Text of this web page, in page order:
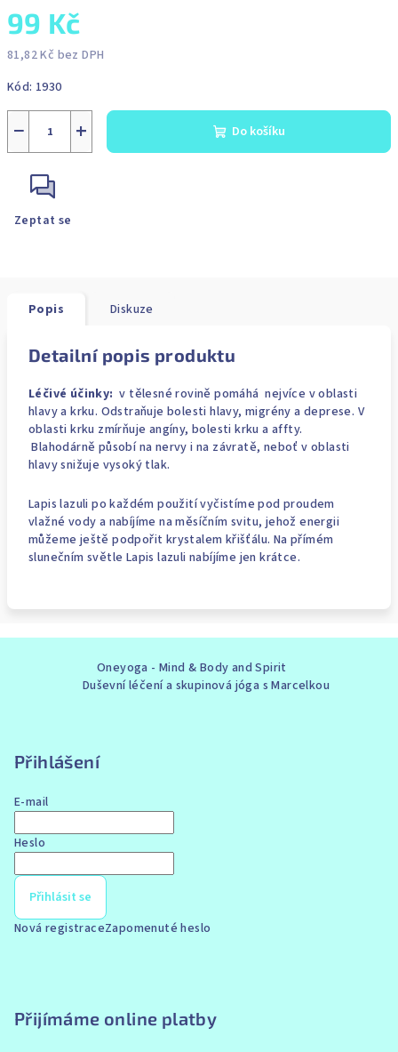
99 Kč
81,82 Kč bez DPH
cena:
Kód: 1930
+
− Do košíku
Zeptat se
Popis Diskuze
Detailní popis produktu
Léčivé účinky: v tělesné rovině pomáhá nejvíce v oblasti
hlavy a krku. Odstraňuje bolesti hlavy, migrény a deprese. V
oblasti krku zmírňuje angíny, bolesti krku a affty.
Blahodárně působí na nervy i na závratě, neboť v oblasti
hlavy snižuje vysoký tlak.
Lapis lazuli po každém použití vyčistíme pod proudem
vlažné vody a nabíjíme na měsíčním svitu, jehož energii
můžeme ještě podpořit krystalem křišťálu. Na přímém
slunečním světle Lapis lazuli nabíjíme jen krátce.
Oneyoga - Mind & Body and Spirit
Duševní léčení a skupinová jóga s Marcelkou
Přihlášení
E-mail
Heslo
Přihlásit se
Nová registraceZapomenuté heslo
Přijímáme online platby